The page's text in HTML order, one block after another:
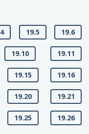
19.5 19.6
19.10 19.11
19.15 19.16
19.20 19.21
19.25 19.26